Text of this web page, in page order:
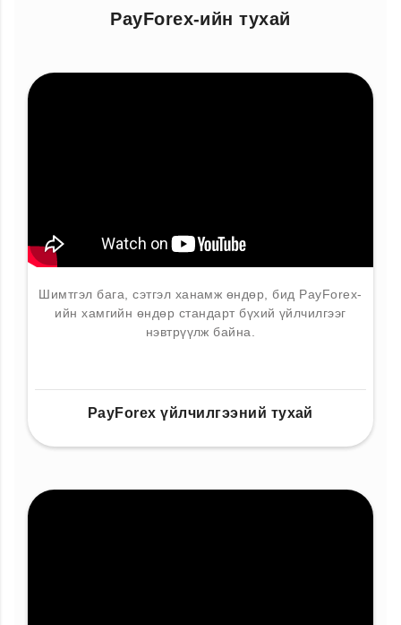
PayForex-ийн тухай
Шимтгэл бага, сэтгэл ханамж өндөр, бид PayForex-
ийн хамгийн өндөр стандарт бүхий үйлчилгээг
нэвтрүүлж байна.
PayForex үйлчилгээний тухай